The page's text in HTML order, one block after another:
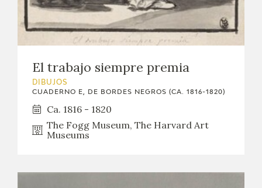
El trabajo siempre premia
DIBUJOS
CUADERNO E, DE BORDES NEGROS (CA. 1816-1820)
Ca. 1816 - 1820
The Fogg Museum, The Harvard Art
Museums